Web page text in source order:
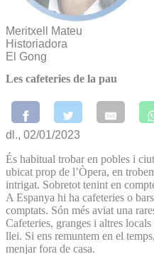
Meritxell Mateu
Historiadora
El Gong
Les cafeteries de la pau
dl., 02/01/2023
És habitual trobar en pobles i
ubicat prop de l’Òpera, en
intrigat. Sobretot tenint en
A Espanya hi ha cafeteries o
comptats. Són més aviat una
Cafeteries, granges i altres
llei. Si ens remuntem en el
menjar fora de casa.